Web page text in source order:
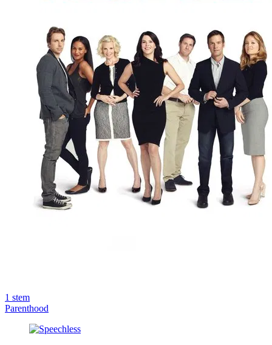
1 stem
Parenthood